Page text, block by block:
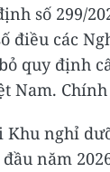
số 299/
điều các
quy định
Nam.
Khu nghỉ
năm